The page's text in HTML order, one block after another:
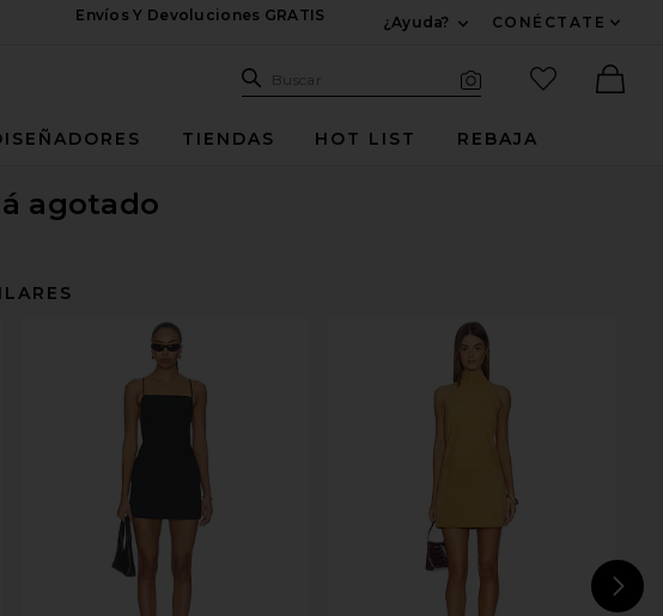
Envíos Y Devoluciones GRATIS
¿Ayuda?
CONÉCTATE
Sitio de búsqueda
Buscar
artículos
TIENDAS HOT LIST REBAJA
agotado